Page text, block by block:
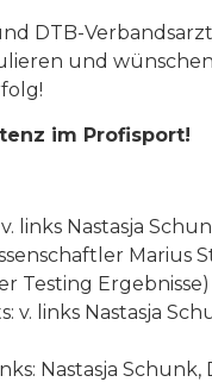
DTB-Verbandsarzt
und
im Profisport!
links Nastasja
Marius
Testing Ergebnisse)
v. links Nastasja
Nastasja